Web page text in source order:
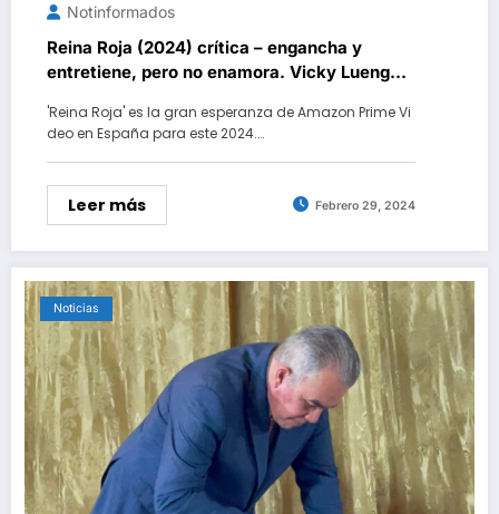
Notinformados
Reina Roja (2024) crítica – engancha y
entretiene, pero no enamora. Vicky Luengo y
serie de Amazon Prime Video
'Reina Roja' es la gran esperanza de Amazon Prime Vi
deo en España para este 2024.…
Leer más Febrero 29, 2024
Noticias